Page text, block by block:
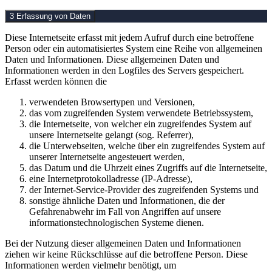
3 Erfassung von Daten
Diese Internetseite erfasst mit jedem Aufruf durch eine betroffene
Person oder ein automatisiertes System eine Reihe von allgemeinen
Daten und Informationen. Diese allgemeinen Daten und
Informationen werden in den Logfiles des Servers gespeichert.
Erfasst werden können die
verwendeten Browsertypen und Versionen,
das vom zugreifenden System verwendete Betriebssystem,
die Internetseite, von welcher ein zugreifendes System auf
unsere Internetseite gelangt (sog. Referrer),
die Unterwebseiten, welche über ein zugreifendes System auf
unserer Internetseite angesteuert werden,
das Datum und die Uhrzeit eines Zugriffs auf die Internetseite,
eine Internetprotokolladresse (IP-Adresse),
der Internet-Service-Provider des zugreifenden Systems und
sonstige ähnliche Daten und Informationen, die der
Gefahrenabwehr im Fall von Angriffen auf unsere
informationstechnologischen Systeme dienen.
Bei der Nutzung dieser allgemeinen Daten und Informationen
ziehen wir keine Rückschlüsse auf die betroffene Person. Diese
Informationen werden vielmehr benötigt, um